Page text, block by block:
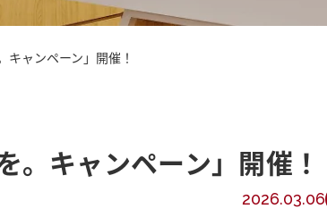
キャンペーン」開催！
。キャンペーン」開催！
2026.03.06